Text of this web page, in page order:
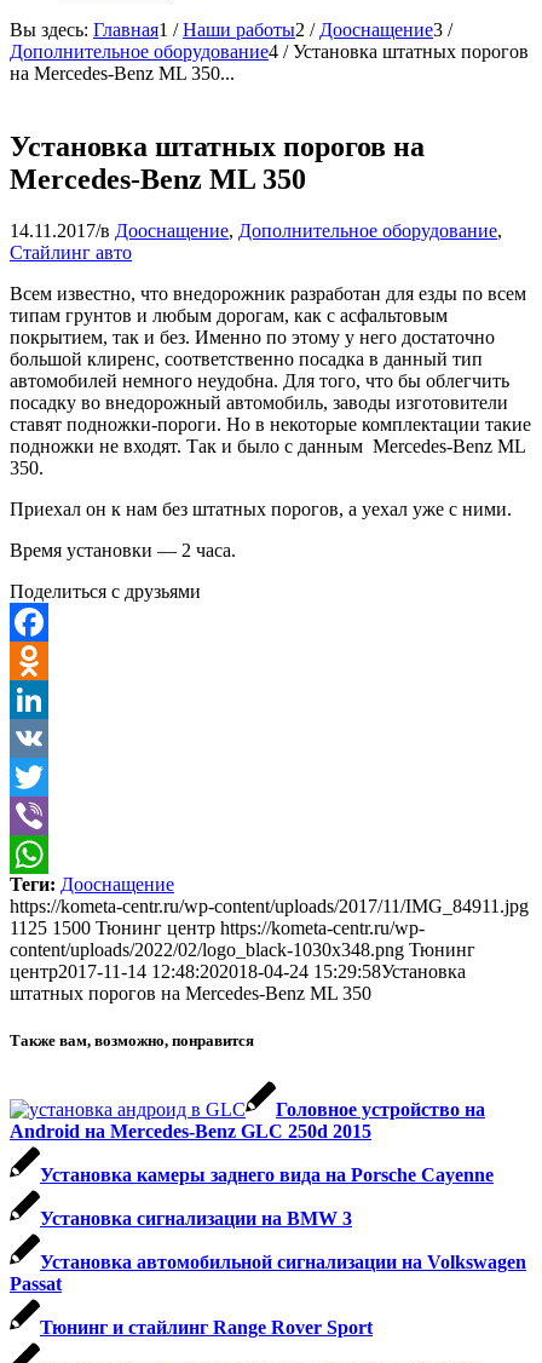
Вы здесь: Главная1 / Наши работы2 / Дооснащение3 /
Дополнительное оборудование4 / Установка штатных порогов
на Mercedes-Benz ML 350...
Установка штатных порогов на
Mercedes-Benz ML 350
14.11.2017/в Дооснащение, Дополнительное оборудование,
Стайлинг авто
Всем известно, что внедорожник разработан для езды по всем
типам грунтов и любым дорогам, как с асфальтовым
покрытием, так и без. Именно по этому у него достаточно
большой клиренс, соответственно посадка в данный тип
автомобилей немного неудобна. Для того, что бы облегчить
посадку во внедорожный автомобиль, заводы изготовители
ставят подножки-пороги. Но в некоторые комплектации такие
подножки не входят. Так и было с данным Mercedes-Benz ML
350.
Приехал он к нам без штатных порогов, а уехал уже с ними.
Время установки — 2 часа.
Поделиться с друзьями
Facebook
Odnoklassniki
LinkedIn
VK
Twitter
Viber
WhatsApp
Теги: Дооснащение
https://kometa-centr.ru/wp-content/uploads/2017/11/IMG_84911.jpg
1125 1500 Тюнинг центр https://kometa-centr.ru/wp-
content/uploads/2022/02/logo_black-1030x348.png Тюнинг
центр2017-11-14 12:48:202018-04-24 15:29:58Установка
штатных порогов на Mercedes-Benz ML 350
Также вам, возможно, понравится
Головное устройство на
Android на Mercedes-Benz GLC 250d 2015
Установка камеры заднего вида на Porsche Cayenne
Установка сигнализации на BMW 3
Установка автомобильной сигнализации на Volkswagen
Passat
Тюнинг и стайлинг Range Rover Sport